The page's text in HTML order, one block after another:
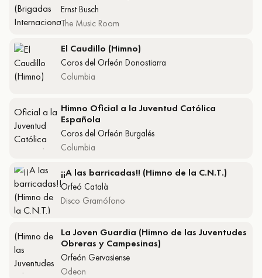
Ernst Busch
The Music Room
El Caudillo (Himno)
Coros del Orfeón Donostiarra
Columbia
Himno Oficial a la Juventud Católica
Española
Coros del Orfeón Burgalés
Columbia
¡¡A las barricadas!! (Himno de la C.N.T.)
Orfeó Català
Disco Gramófono
La Joven Guardia (Himno de las Juventudes
Obreras y Campesinas)
Orfeón Gervasiense
Odeon